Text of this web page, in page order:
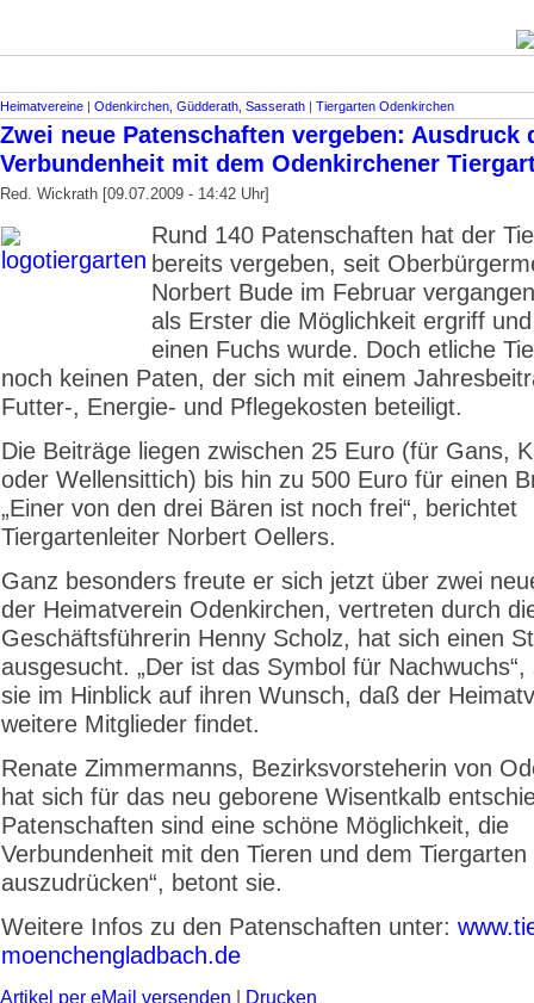
Heimatvereine | Odenkirchen, Güdderath, Sasserath | Tiergarten Odenkirchen
Zwei neue Patenschaften vergeben: Ausdruck
Verbundenheit mit dem Odenkirchener
Red. Wickrath [09.07.2009 - 14:42 Uhr]
Rund 140 Patenschaften hat der
bereits vergeben, seit
Norbert Bude im Februar
als Erster die Möglichkeit ergriff
einen Fuchs wurde. Doch etliche
noch keinen Paten, der sich mit einem
Futter-, Energie- und Pflegekosten beteiligt.
Die Beiträge liegen zwischen 25 Euro (für Gans,
oder Wellensittich) bis hin zu 500 Euro für einen
„Einer von den drei Bären ist noch frei“, berichtet
Tiergartenleiter Norbert Oellers.
Ganz besonders freute er sich jetzt über zwei
der Heimatverein Odenkirchen, vertreten durch
Geschäftsführerin Henny Scholz, hat sich einen
ausgesucht. „Der ist das Symbol für
sie im Hinblick auf ihren Wunsch, daß der
weitere Mitglieder findet.
Renate Zimmermanns, Bezirksvorsteherin von
hat sich für das neu geborene Wisentkalb
Patenschaften sind eine schöne Möglichkeit, die
Verbundenheit mit den Tieren und dem Tiergarten
auszudrücken“, betont sie.
Weitere Infos zu den Patenschaften unter:
moenchengladbach.de
Artikel per eMail versenden Drucken